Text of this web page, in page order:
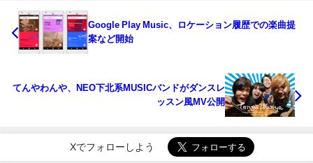
Google Play Music、ロケーション履歴での楽曲提
案など開始
てんやわんや、NEO下北系MUSICバンドがダンスレ
ッスン風MV公開
Xでフォローしよう